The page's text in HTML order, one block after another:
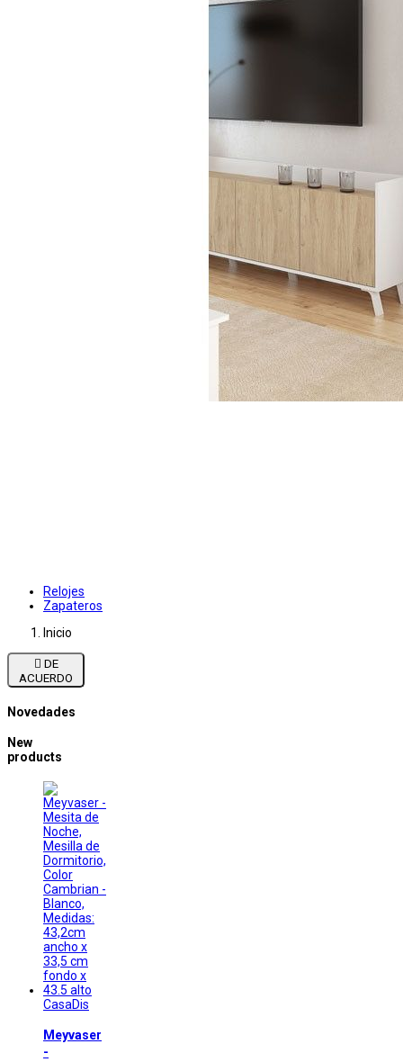
Relojes
Zapateros
Inicio

ACUERDO
Novedades
New
products
CasaDis
Meyvaser
-